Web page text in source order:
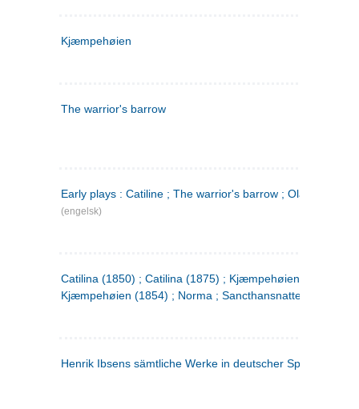
Kjæmpehøien
The warrior's barrow
Early plays : Catiline ; The warrior's barrow ; Olaf Liljekrans
(engelsk)
Catilina (1850) ; Catilina (1875) ; Kjæmpehøien (1850) ;
Kjæmpehøien (1854) ; Norma ; Sancthansnatten
Henrik Ibsens sämtliche Werke in deutscher Sprache. 2